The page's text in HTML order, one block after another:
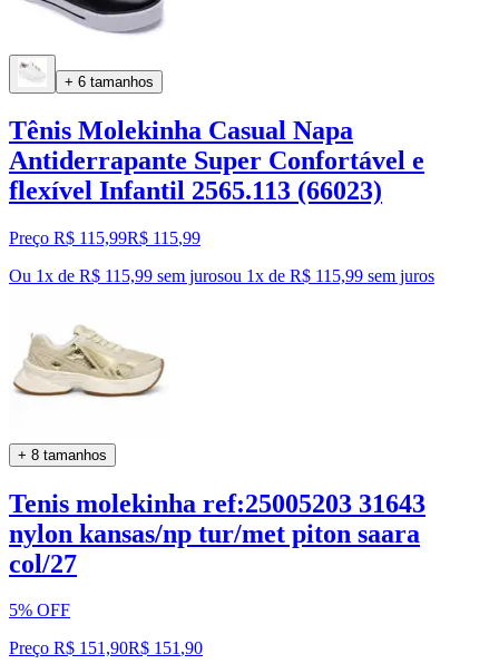
+ 6 tamanhos
Tênis Molekinha Casual Napa
Antiderrapante Super Confortável e
flexível Infantil 2565.113 (66023)
Preço R$ 115,99R$ 115,99
Ou 1x de R$ 115,99 sem jurosou 1x de R$ 115,99 sem juros
+ 8 tamanhos
Tenis molekinha ref:25005203 31643
nylon kansas/np tur/met piton saara
col/27
5% OFF
Preço R$ 151,90R$ 151,90